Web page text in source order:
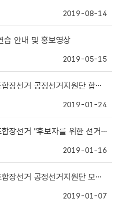
2019-08-14
안내 및 홍보영상
2019-05-15
선거 공정선거지원단 합격자 발표
2019-01-24
를 위한 선거사무안내"(각종 신고·신청·제출 서식 목록)
2019-01-16
선거 공정선거지원단 모집 안내
2019-01-07